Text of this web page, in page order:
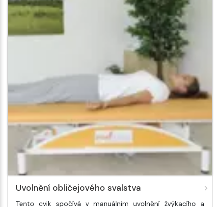
Uvolnění obličejového svalstva
Tento cvik spočívá v manuálním uvolnění žvýkacího a